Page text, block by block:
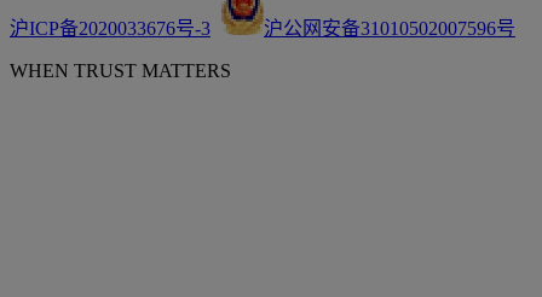
沪ICP备2020033676号-3 沪公网安备31010502007596号
WHEN TRUST MATTERS